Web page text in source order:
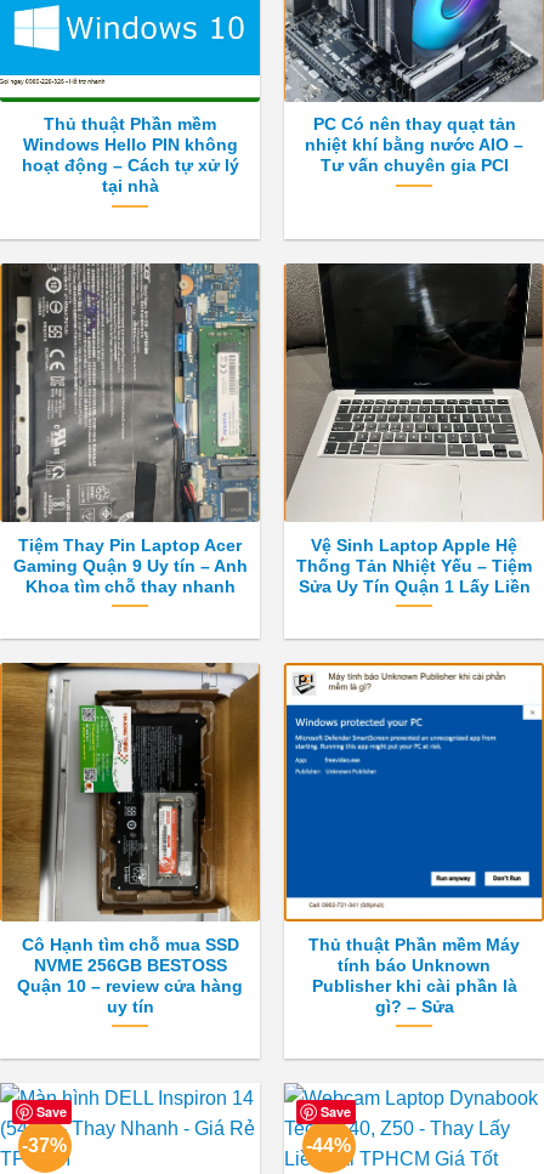
Thủ thuật Phần mềm
Windows Hello PIN không
hoạt động – Cách tự xử lý
tại nhà
PC Có nên thay quạt tản
nhiệt khí bằng nước AIO –
Tư vấn chuyên gia PCI
Tiệm Thay Pin Laptop Acer
Gaming Quận 9 Uy tín – Anh
Khoa tìm chỗ thay nhanh
Vệ Sinh Laptop Apple Hệ
Thống Tản Nhiệt Yếu – Tiệm
Sửa Uy Tín Quận 1 Lấy Liền
Cô Hạnh tìm chỗ mua SSD
NVME 256GB BESTOSS
Quận 10 – review cửa hàng
uy tín
Thủ thuật Phần mềm Máy
tính báo Unknown
Publisher khi cài phần là
gì? – Sửa
Save
-37%
Save
-44%